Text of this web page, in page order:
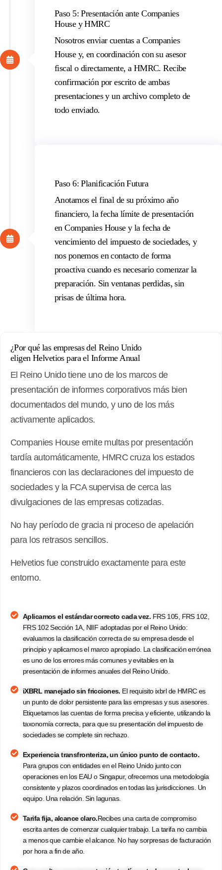
Paso 5: Presentación ante Companies
House y HMRC
Nosotros enviarcuentas a Companies
House y, en coordinación con su asesor
fiscal o directamente, a HMRC. Recibe
confirmación por escrito de ambas
presentaciones y un archivo completo de
todoenviado.
Paso 6: Planificación Futura
Anotamos el final de su próximo año
financiero, la fecha límite de presentación
en Companies House y la fecha de
vencimiento del impuesto de sociedades, y
nos ponemos en contacto de forma
proactiva cuando es necesario comenzar la
preparación. Sin ventanas perdidas, sin
prisas de última hora.
¿Por qué las empresas del Reino Unido
eligenHelvetiospara el Informe Anual
El Reino Unido tiene uno de los marcos de
presentación de informes corporativos más bien
documentados del mundo, y uno de los más
activamente aplicados.
Companies House emite multas por presentación
tardía automáticamente, HMRC cruza los estados
financieros con las declaraciones del impuesto de
sociedades y la FCA supervisa de cerca las
divulgaciones de las empresas cotizadas.
No hay período de gracia ni proceso de apelación
para los retrasos sencillos.
Helvetios fue construido exactamente para este
entorno.
Aplicamos el estándar correcto cada vez. FRS 105, FRS 102,
FRS 102 Sección 1A, NIIF adoptadas por el Reino Unido:
evaluamos la clasificación correcta de su empresa desde el
principio y aplicamos el marco apropiado. La clasificación errónea
es uno de los errores más comunes y evitables en la
presentación de informes anuales del Reino Unido.
iXBRL manejado sin fricciones. El requisito ixbrl de HMRC es
un punto de dolor persistente para las empresas y sus asesores.
Etiquetamos las cuentas de forma precisa y eficiente, utilizando la
taxonomía correcta, para que su presentación del impuesto de
sociedades se complete sin rechazo.
Experiencia transfronteriza, un único punto de contacto.
Para grupos con entidades en el Reino Unido junto con
operaciones en los EAU o Singapur, ofrecemos una metodología
consistente y plazos coordinados en todas las jurisdicciones. Un
equipo. Una relación. Sin lagunas.
Tarifa fija, alcance claro.Recibes una carta de compromiso
escrita antes de comenzar cualquier trabajo. La tarifa no cambia
a menos que cambie el alcance. No hay sorpresas de facturación
por hora a fin de año.